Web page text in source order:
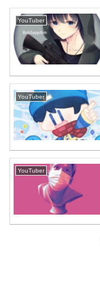
YouTuber
YouTuber
YouTuber